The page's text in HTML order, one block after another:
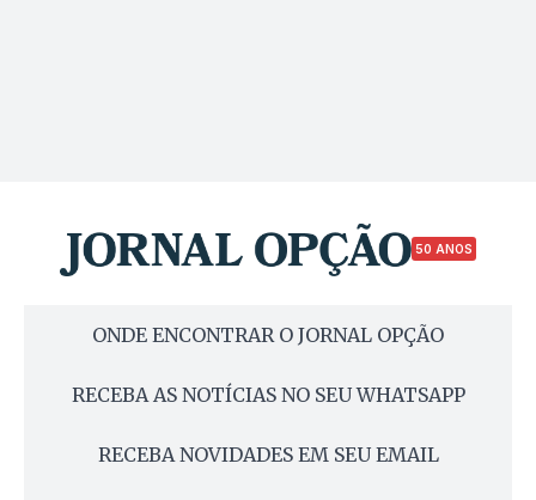
50 ANOS
ONDE ENCONTRAR O JORNAL OPÇÃO
RECEBA AS NOTÍCIAS NO SEU WHATSAPP
RECEBA NOVIDADES EM SEU EMAIL